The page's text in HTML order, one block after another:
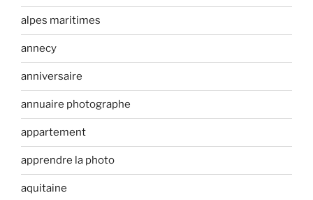
alpes maritimes
annecy
anniversaire
annuaire photographe
appartement
apprendre la photo
aquitaine